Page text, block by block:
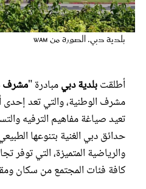
بلدية دبي. الصورة من wam
أطلقتبلدية دبيمبادرة "
مشرف الوطنية، والتي تعد إحدى
تعيد صياغة مفاهيم الترفيه
حدائق دبي الغنية بتنوعها
والرياضية المتميزة، التي توفر
كافة فئات المجتمع من سكان
عروس سيدتي
مجلة سيدتي